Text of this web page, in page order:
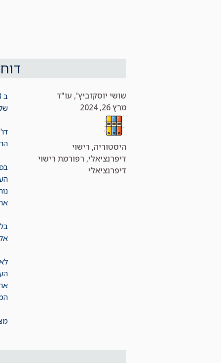
שושי יוסקוביץ', עו"ד
מרץ 26, 2024
קטגוריות
היסטוריה, רישוי
דיפרנציאלי, רפורמת רישוי
דיפרנציאלי